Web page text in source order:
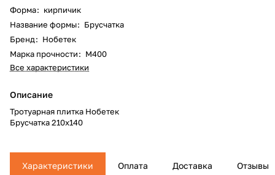
Форма: кирпичик
Название формы: Брусчатка
Бренд: Нобетек
Марка прочности: М400
Все характеристики
Описание
Тротуарная плитка Нобетек
Брусчатка 210x140
Характеристики Оплата Доставка Отзывы